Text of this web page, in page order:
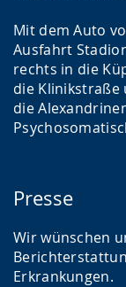
Mit dem Auto
Ausfahrt
rechts in die
die Klinikstraße
die
Presse
Wir wünschen
Erkrankungen.